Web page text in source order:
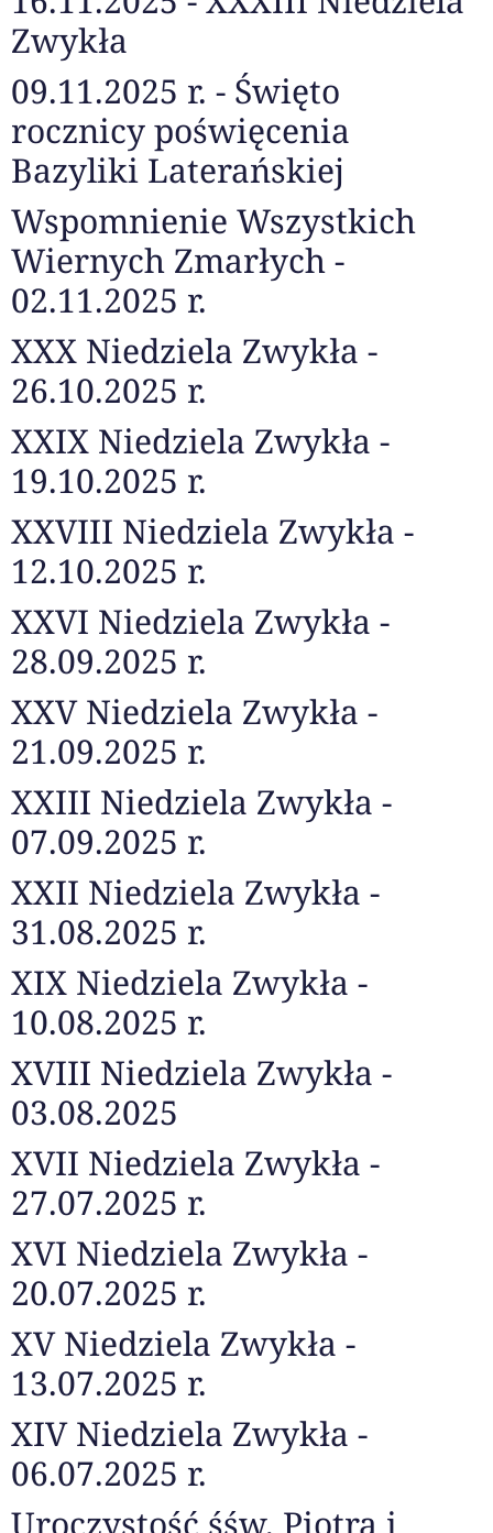
Zwykła
09.11.2025 r. - Święto
rocznicy poświęcenia
Bazyliki Laterańskiej
Wspomnienie Wszystkich
Wiernych Zmarłych -
02.11.2025 r.
XXX Niedziela Zwykła -
26.10.2025 r.
XXIX Niedziela Zwykła -
19.10.2025 r.
XXVIII Niedziela Zwykła -
12.10.2025 r.
XXVI Niedziela Zwykła -
28.09.2025 r.
XXV Niedziela Zwykła -
21.09.2025 r.
XXIII Niedziela Zwykła -
07.09.2025 r.
XXII Niedziela Zwykła -
31.08.2025 r.
XIX Niedziela Zwykła -
10.08.2025 r.
XVIII Niedziela Zwykła -
03.08.2025
XVII Niedziela Zwykła -
27.07.2025 r.
XVI Niedziela Zwykła -
20.07.2025 r.
XV Niedziela Zwykła -
13.07.2025 r.
XIV Niedziela Zwykła -
06.07.2025 r.
Uroczystość śśw. Piotra i